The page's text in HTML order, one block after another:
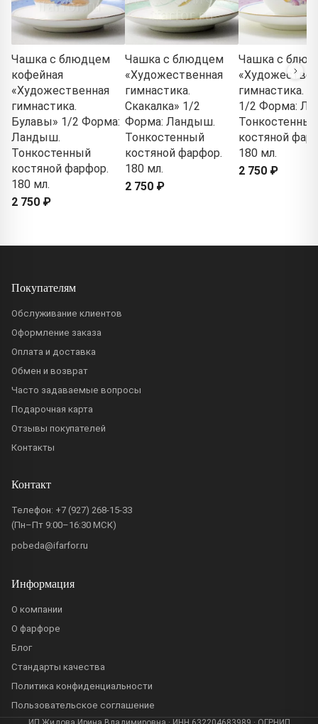
Чашка с блюдцем
кофейная
«Художественная
гимнастика.
Булавы» 1/2 Форма:
Ландыш.
Тонкостенный
костяной фарфор.
180 мл.
2 750 ₽
Чашка с блюдцем
«Художественная
гимнастика.
Скакалка» 1/2
Форма: Ландыш.
Тонкостенный
костяной фарфор.
180 мл.
2 750 ₽
Чашка с
гимнастика.
1/2 Форма:
Тонкостенный
костяной
180 мл.
2 750 ₽
Покупателям
Обслуживание клиентов
Оформление заказа
Оплата и доставка
Обмен и возврат
Часто задаваемые вопросы
Подарочная карта
Отзывы покупателей
Контакты
Контакт
Телефон: +7 (927) 268-15-33
(Пн–Пт 9:00–16:30 МСК)
pobeda@ifarfor.ru
Информация
О компании
О фарфоре
Блог
Стандарты качества
Политика конфиденциальности
Пользовательское соглашение